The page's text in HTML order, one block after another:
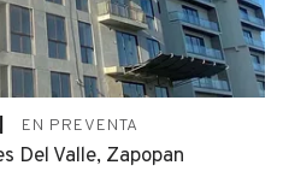
EN PREVENTA
Del Valle, Zapopan